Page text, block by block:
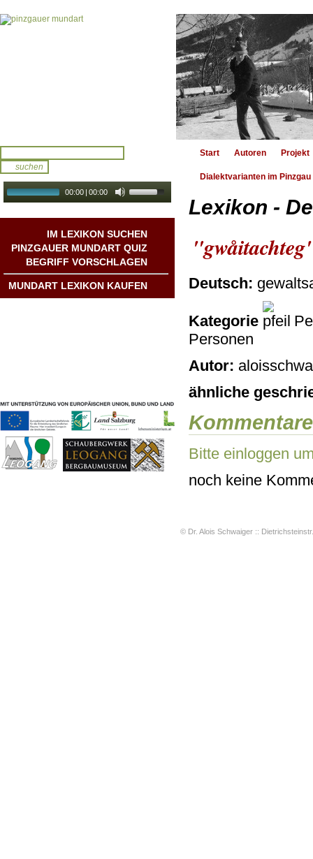
00:00 | 00:00
IM LEXIKON SUCHEN
PINZGAUER MUNDART QUIZ
BEGRIFF VORSCHLAGEN
MUNDART LEXIKON KAUFEN
Start Autoren Projekt
Dialektvarianten im Pinzgau
Lexikon -
Deutsch:
Kategorie
Personen
Autor:
ähnliche
Kommentare
Bitte einloggen
noch keine
© Dr. Alois Schwaiger ::